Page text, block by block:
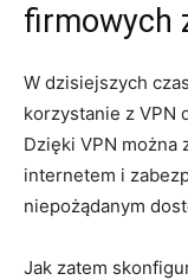
⁤firmowych
W dzisiejszych
korzystanie z ‍VPN
Dzięki​ VPN można
internetem ‌i
niepożądanym
Jak zatem